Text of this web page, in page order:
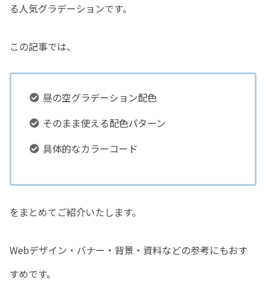
る人気グラデーションです。
この記事では、
昼の空グラデーション配色
そのまま使える配色パターン
具体的なカラーコード
をまとめてご紹介いたします。
Webデザイン・バナー・背景・資料などの参考にもおす
すめです。